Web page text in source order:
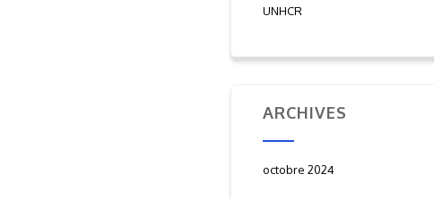
UNHCR
ARCHIVES
octobre 2024